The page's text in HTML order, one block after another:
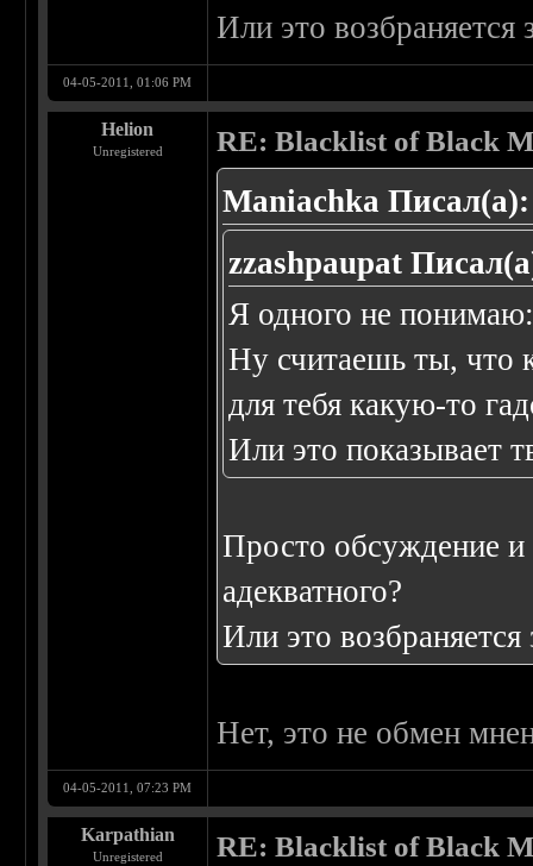
Или это возбраняется
04-05-2011, 01:06 PM
Helion
Unregistered RE: Blacklist of Black
Maniachka Писал(а):
zzashpaupat
Я одного не
Ну считаешь ты, что
для тебя какую-то
Или это показывает
Просто обсуждение
адекватного?
Или это возбраняется
Нет, это не обмен
04-05-2011, 07:23 PM
Karpathian
Unregistered RE: Blacklist of Black